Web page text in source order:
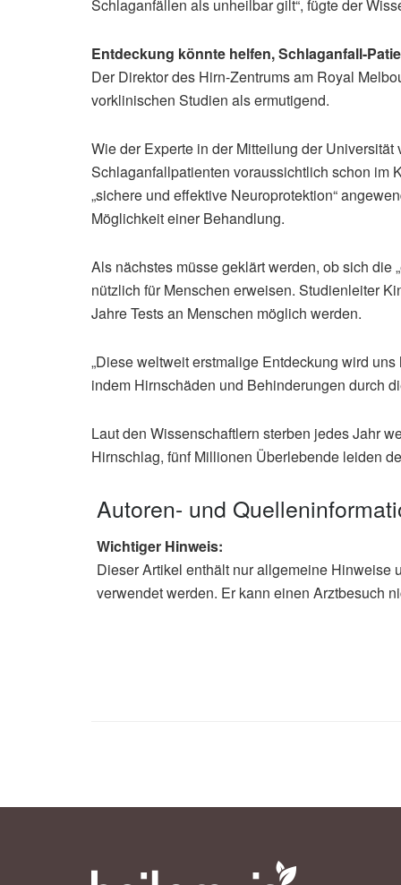
Schlaganfällen als unheilbar gilt“, fügte der
Entdeckung könnte helfen, Schlaganfall-
Der Direktor des Hirn-Zentrums am Royal
vorklinischen Studien als ermutigend.
Wie der Experte in der Mitteilung der
Schlaganfallpatienten voraussichtlich schon im
„sichere und effektive Neuroprotektion“
Möglichkeit einer Behandlung.
Als nächstes müsse geklärt werden, ob sich die
nützlich für Menschen erweisen. Studienleiter
Jahre Tests an Menschen möglich werden.
„Diese weltweit erstmalige Entdeckung wird
indem Hirnschäden und Behinderungen durch
Laut den Wissenschaftlern sterben jedes Jahr
Hirnschlag, fünf Millionen Überlebende leiden
Autoren- und
Wichtiger Hinweis:
Dieser Artikel enthält nur allgemeine Hinweise
verwendet werden. Er kann einen Arztbesuch